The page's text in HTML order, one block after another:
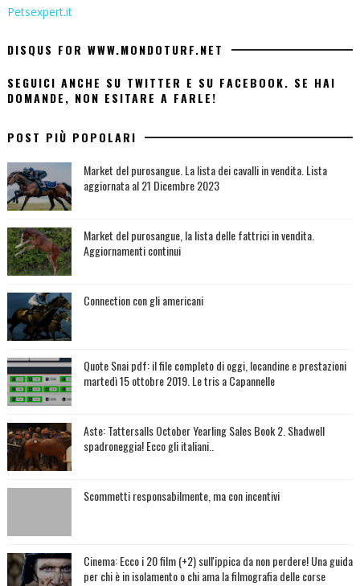
Petsexpert.it
DISQUS FOR WWW.MONDOTURF.NET
SEGUICI ANCHE SU TWITTER E SU FACEBOOK. SE HAI
DOMANDE, NON ESITARE A FARLE!
POST PIÙ POPOLARI
Market del purosangue. La lista dei cavalli in vendita. Lista
aggiornata al 21 Dicembre 2023
Market del purosangue, la lista delle fattrici in vendita.
Aggiornamenti continui
Connection con gli americani
Quote Snai pdf: il file completo di oggi, locandine e prestazioni
martedì 15 ottobre 2019. Le tris a Capannelle
Aste: Tattersalls October Yearling Sales Book 2. Shadwell
spadroneggia! Ecco gli italiani..
Scommetti responsabilmente, ma con incentivi
Cinema: Ecco i 20 film (+2) sull'ippica da non perdere! Una guida
per chi è in isolamento o chi ama la filmografia delle corse